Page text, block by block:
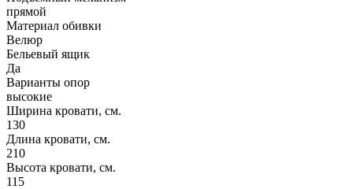
прямой
Материал обивки
Велюр
Бельевый ящик
Да
Варианты опор
высокие
Ширина кровати, см.
130
Длина кровати, см.
210
Высота кровати, см.
115